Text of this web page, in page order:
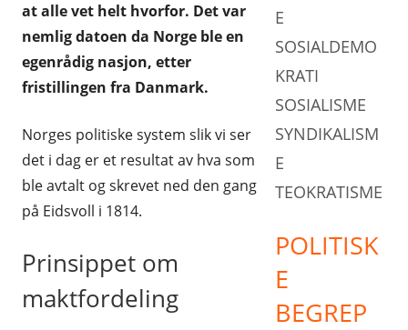
at alle vet helt hvorfor. Det var
nemlig datoen da Norge ble en
egenrådig nasjon, etter
fristillingen fra Danmark.
Norges politiske system slik vi ser
det i dag er et resultat av hva som
ble avtalt og skrevet ned den gang
på Eidsvoll i 1814.
Prinsippet om
maktfordeling
E
SOSIALDEMO
KRATI
SOSIALISME
SYNDIKALISM
E
TEOKRATISME
POLITISK
E
BEGREP